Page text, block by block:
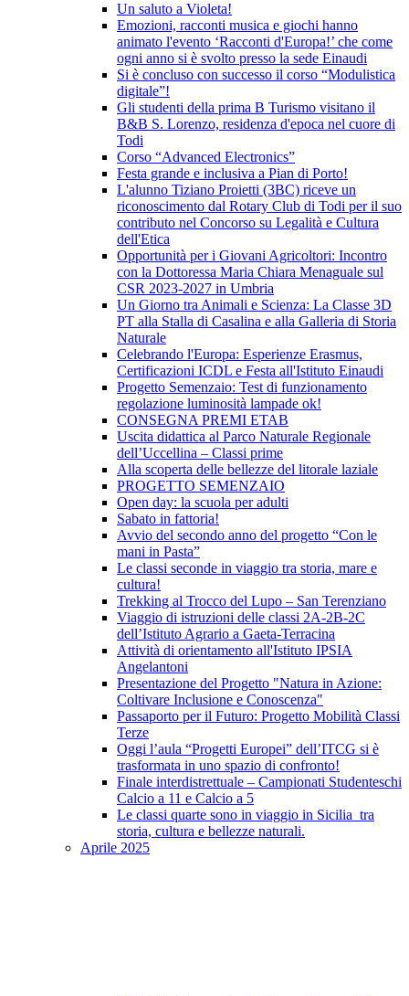
Un saluto a Violeta!
Emozioni, racconti musica e giochi hanno
animato l'evento ‘Racconti d'Europa!’ che come
ogni anno si è svolto presso la sede Einaudi
Si è concluso con successo il corso “Modulistica
digitale”!
Gli studenti della prima B Turismo visitano il
B&B S. Lorenzo, residenza d'epoca nel cuore di
Todi
Corso “Advanced Electronics”
Festa grande e inclusiva a Pian di Porto!
L'alunno Tiziano Proietti (3BC) riceve un
riconoscimento dal Rotary Club di Todi per il suo
contributo nel Concorso su Legalità e Cultura
dell'Etica
Opportunità per i Giovani Agricoltori: Incontro
con la Dottoressa Maria Chiara Menaguale sul
CSR 2023-2027 in Umbria
Un Giorno tra Animali e Scienza: La Classe 3D
PT alla Stalla di Casalina e alla Galleria di Storia
Naturale
Celebrando l'Europa: Esperienze Erasmus,
Certificazioni ICDL e Festa all'Istituto Einaudi
Progetto Semenzaio: Test di funzionamento
regolazione luminosità lampade ok!
CONSEGNA PREMI ETAB
Uscita didattica al Parco Naturale Regionale
dell’Uccellina – Classi prime
Alla scoperta delle bellezze del litorale laziale
PROGETTO SEMENZAIO
Open day: la scuola per adulti
Sabato in fattoria!
Avvio del secondo anno del progetto “Con le
mani in Pasta”
Le classi seconde in viaggio tra storia, mare e
cultura!
Trekking al Trocco del Lupo – San Terenziano
Viaggio di istruzioni delle classi 2A-2B-2C
dell’Istituto Agrario a Gaeta-Terracina
Attività di orientamento all'Istituto IPSIA
Angelantoni
Presentazione del Progetto "Natura in Azione:
Coltivare Inclusione e Conoscenza"
Passaporto per il Futuro: Progetto Mobilità Classi
Terze
Oggi l’aula “Progetti Europei” dell’ITCG si è
trasformata in uno spazio di confronto!
Finale interdistrettuale – Campionati Studenteschi
Calcio a 11 e Calcio a 5
Le classi quarte sono in viaggio in Sicilia tra
storia, cultura e bellezze naturali.
Aprile 2025